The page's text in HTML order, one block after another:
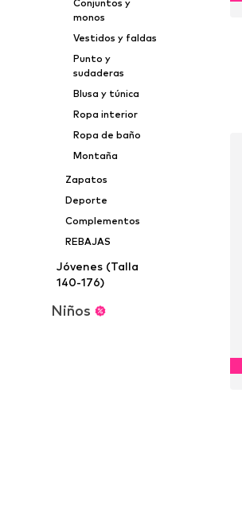
Conjuntos y
monos
Vestidos y faldas
Punto y
sudaderas
Blusa y túnica
Ropa interior
Ropa de baño
Montaña
Zapatos
Deporte
Complementos
REBAJAS
Jóvenes (Talla
140-176)
Niños